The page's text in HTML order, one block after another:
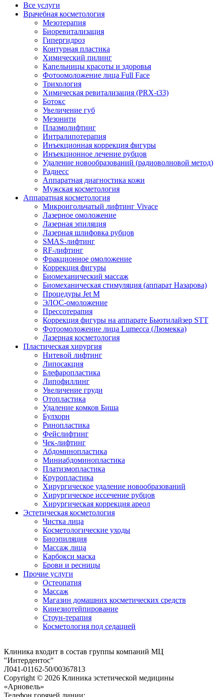
Все услуги
Врачебная косметология
Мезотерапия
Биоревитализация
Гипергидроз
Контурная пластика
Химический пилинг
Капельницы красоты и здоровья
Фотоомоложение лица Full Face
Трихология
Химическая ревитализация (PRX-t33)
Ботокс
Увеличение губ
Мезонити
Плазмолифтинг
Интралипотерапия
Инъекционная коррекция фигуры
Инъекционное лечение рубцов
Удаление новообразований (радиоволновой метод)
Радиесс
Аппаратная диагностика кожи
Мужская косметология
Аппаратная косметология
Микроигольчатый лифтинг Vivace
Лазерное омоложение
Лазерная эпиляция
Лазерная шлифовка рубцов
SMAS-лифтинг
RF-лифтинг
Фракционное омоложение
Коррекция фигуры
Биомеханический массаж
Биомеханическая стимуляция (аппарат Назарова)
Процедуры Jet M
ЭЛОС-омоложение
Прессотерапия
Коррекция фигуры на аппарате Бьютилайзер STT
Фотоомоложение лица Lumecca (Люмекка)
Лазерная косметология
Пластическая хирургия
Нитевой лифтинг
Липосакция
Блефаропластика
Липофиллинг
Увеличение груди
Отопластика
Удаление комков Биша
Булхорн
Ринопластика
Фейслифтинг
Чек-лифтинг
Абдоминопластика
Миниабдоминопластика
Платизмопластика
Круропластика
Хирургическое удаление новообразований
Хирургическое иссечение рубцов
Хирургическая коррекция ареол
Эстетическая косметология
Чистка лица
Косметологические уходы
Биоэпиляция
Массаж лица
Карбокси маска
Брови и ресницы
Прочие услуги
Остеопатия
Массаж
Магазин домашних косметических средств
Кинезиотейпирование
Стоун-терапия
Косметология под седацией
Клиника входит в состав группы компаний МЦ
"Интердентос"
Л041-01162-50/00367813
Copyright © 2026 Клиника эстетической медицины
«Арновель»
Телефон горячей линии: